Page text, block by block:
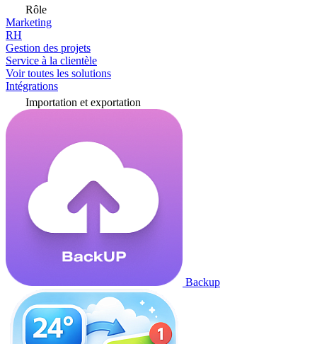
Rôle
Marketing
RH
Gestion des projets
Service à la clientèle
Voir toutes les solutions
Intégrations
Importation et exportation
Backup